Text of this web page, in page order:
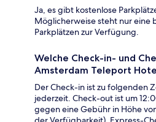
Ja, es gibt kostenlose
Möglicherweise steht nur eine
Parkplätzen zur Verfügung.
Welche Check-in- und
Amsterdam Teleport
Der Check-in ist zu folgenden
jederzeit. Check-out ist um
gegen eine Gebühr in Höhe